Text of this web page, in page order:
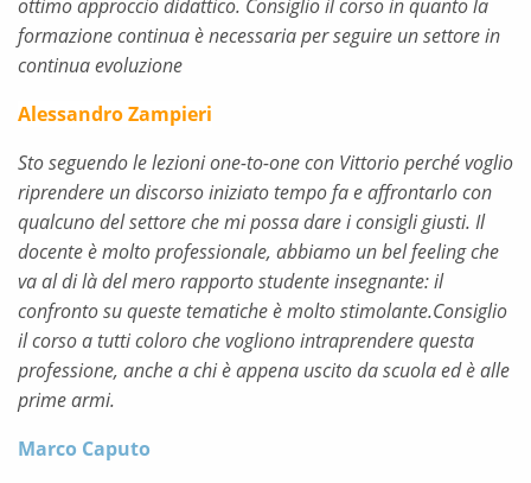
ottimo approccio didattico. Consiglio il corso in quanto la
formazione continua è necessaria per seguire un settore in
continua evoluzione
Alessandro Zampieri
Sto seguendo le lezioni one-to-one con Vittorio perché voglio
riprendere un discorso iniziato tempo fa e affrontarlo con
qualcuno del settore che mi possa dare i consigli giusti. Il
docente è molto professionale, abbiamo un bel feeling che
va al di là del mero rapporto studente insegnante: il
confronto su queste tematiche è molto stimolante.Consiglio
il corso a tutti coloro che vogliono intraprendere questa
professione, anche a chi è appena uscito da scuola ed è alle
prime armi.
Marco Caputo